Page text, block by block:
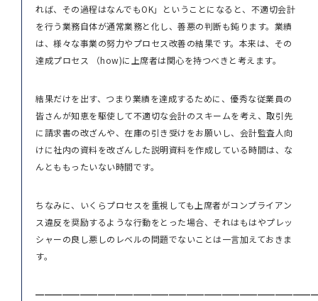
れば、その過程はなんでもOK」ということになると、不適切会計
を行う業務自体が通常業務と化し、善悪の判断も鈍ります。業績
は、様々な事業の努力やプロセス改善の結果です。本来は、その
達成プロセス （how)に上席者は関心を持つべきと考えます。
結果だけを出す、つまり業績を達成するために、優秀な従業員の
皆さんが知恵を駆使して不適切な会計のスキームを考え、取引先
に請求書の改ざんや、在庫の引き受けをお願いし、会計監査人向
けに社内の資料を改ざんした説明資料を作成している時間は、な
んとももったいない時間です。
ちなみに、いくらプロセスを重視しても上席者がコンプライアン
ス違反を奨励するような行動をとった場合、それはもはやプレッ
シャーの良し悪しのレベルの問題でないことは一言加えておきま
す。